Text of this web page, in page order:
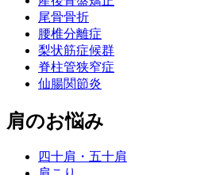
尾骨骨折
腰椎分離症
梨状筋症候群
脊柱管狭窄症
仙腸関節炎
肩のお悩み
四十肩・五十肩